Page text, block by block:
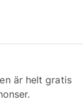
är helt gratis